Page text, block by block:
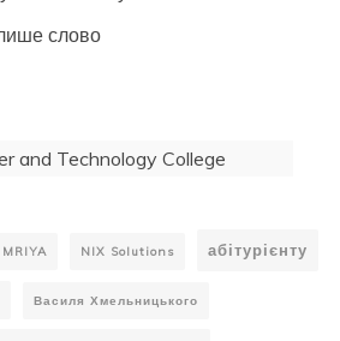
слово
and Technology College
MRIYA NIX Solutions абітурієнту
Василя Хмельницького